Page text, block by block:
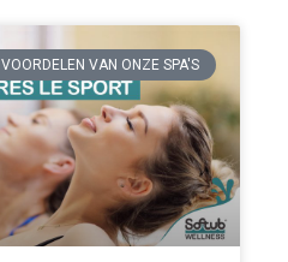
VOORDELEN VAN ONZE SPA'S